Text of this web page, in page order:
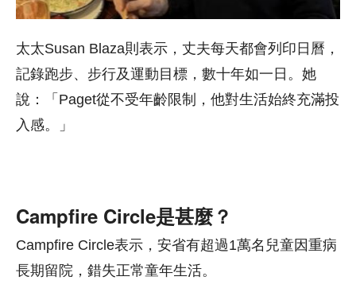
太太Susan Blaza則表示，丈夫每天都會列印日曆，
記錄跑步、步行及運動目標，數十年如一日。她
說：「Paget從不受年齡限制，他對生活始終充滿投
入感。」
Campfire Circle是甚麼？
Campfire Circle表示，安省有超過1萬名兒童因重病
長期留院，錯失正常童年生活。